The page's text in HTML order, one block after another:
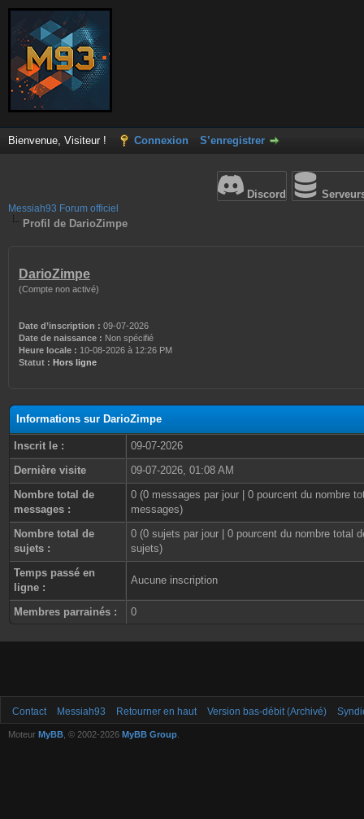
Bienvenue, Visiteur ! Connexion S’enregistrer
Discord
Messiah93 Forum officiel
Profil de DarioZimpe
DarioZimpe
(Compte non activé)
Date d’inscription : 09-07-2026
Date de naissance : Non spécifié
Heure locale : 10-08-2026 à 12:26 PM
Statut : Hors ligne
Informations sur DarioZimpe
Inscrit le :
09-07-2026
Dernière visite
09-07-2026, 01:08 AM
Nombre total de
messages :
0 (0 messages par jour | 0 pourcent du nombre
messages)
Nombre total de
sujets :
0 (0 sujets par jour | 0 pourcent du nombre total
sujets)
Temps passé en
ligne :
Aucune inscription
Membres parrainés : 0
Contact Messiah93 Retourner en haut Version bas-débit (Archivé)
Moteur MyBB , © 2002-2026 MyBB Group